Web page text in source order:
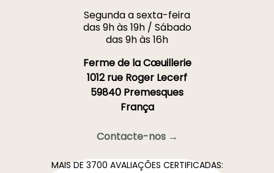
Segunda a sexta-feira
das 9h às 19h / Sábado
das 9h às 16h
Ferme de la Cœuillerie
1012 rue Roger Lecerf
59840 Premesques
França
Contacte-nos →
MAIS DE 3700 AVALIAÇÕES CERTIFICADAS: